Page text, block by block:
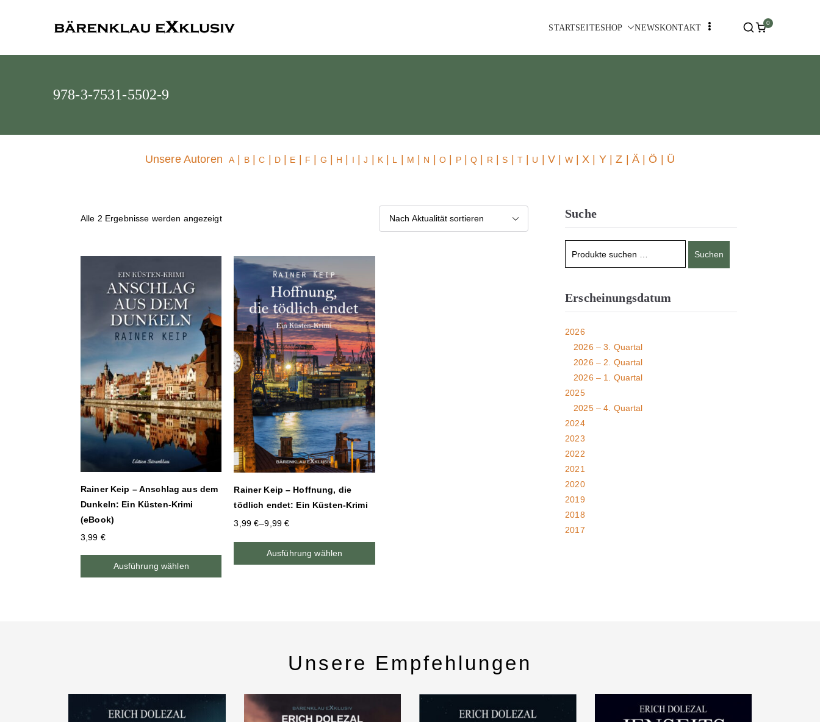
STARTSEITESHOP NEWSKONTAKT 0
978-3-7531-5502-9
Unsere AutorenA| B|C D E F G H I |J K| L M N |O P|Q R|S T U | V | W| X | Y | Z | Ä | Ö | Ü
Alle 2 Ergebnisse werden angezeigt
Rainer Keip – Anschlag aus dem
Dunkeln: Ein Küsten-Krimi
(eBook)
3,99 €
Ausführung wählen
Rainer Keip – Hoffnung, die
tödlich endet: Ein Küsten-Krimi
3,99€–9,99€
Ausführung wählen
Suche
Suchen
Erscheinungsdatum
2026
2026 – 3. Quartal
2026 – 2. Quartal
2026 – 1. Quartal
2025
2025 – 4. Quartal
2024
2023
2022
2021
2020
2019
2018
2017
Unsere Empfehlungen